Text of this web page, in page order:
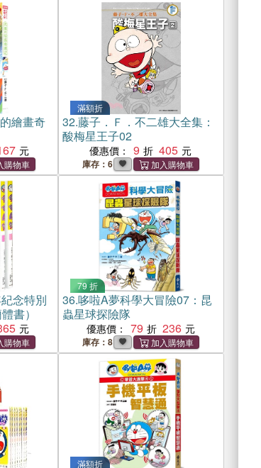
繪畫奇
滿額折
32.藤子．Ｆ．不二雄大全集：
酸梅星王子02
優惠價： 9 405
庫存：6
念特別
書）
79 折
36.哆啦A夢科學大冒險07：昆
蟲星球探險隊
優惠價： 79 236
庫存：8
滿額折